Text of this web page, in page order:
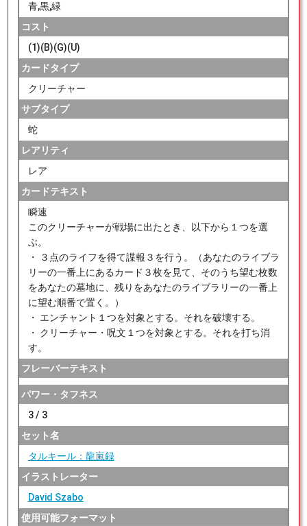
青,黒,緑
コスト
(1)(B)(G)(U)
カードタイプ
クリーチャー
サブタイプ
蛇
レアリティ
レア
カードテキスト
瞬速
このクリーチャーが戦場に出たとき、以下から１つを選
ぶ。
・ ３点のライフを得て諜報３を行う。（あなたのライブラ
リーの一番上にあるカード３枚を見て、そのうち望む枚数
をあなたの墓地に、残りをあなたのライブラリーの一番上
に望む順番で置く。）
・ エンチャント１つを対象とする。それを破壊する。
・ クリーチャー・呪文１つを対象とする。それを打ち消
す。
フレーバーテキスト
パワー・タフネス
3 / 3
セット名
タルキール：龍嵐録
イラストレーター
David Szabo
使用可能フォーマット